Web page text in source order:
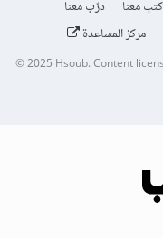
معنا
درّب معنا
مركز المساعدة
© 2025 Hsoub.Content